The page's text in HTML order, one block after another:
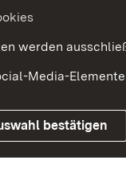
werden
Media-
bestätigen